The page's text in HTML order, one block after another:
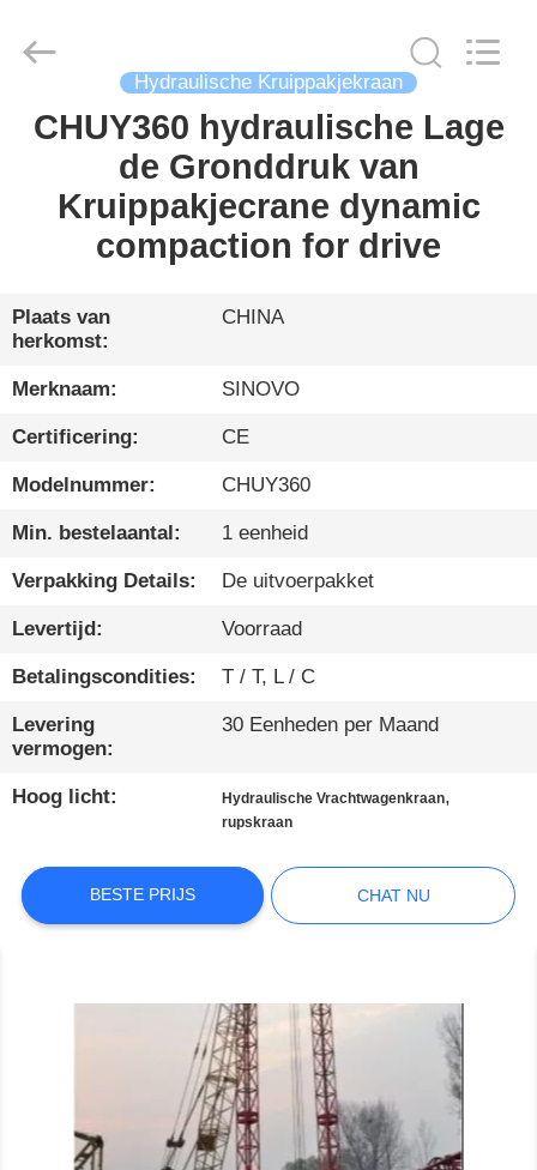
HUIS
PRODUCTEN
SHOW
ONGEVEER
ONS
KWALITEITSCONTROLE
CHAT
NU
COMPANY
NEWS
SITEMAP
PRIVACYBELEID
Heavy
Industry
Reserved.
Hydraulische Kruippakjekraan
CHUY360 hydraulische Lage
de Gronddruk van
Kruippakjecrane dynamic
compaction for drive
Plaats van
herkomst:
CHINA
Merknaam: SINOVO
Certificering: CE
Modelnummer: CHUY360
Min. bestelaantal: 1 eenheid
Verpakking Details: De uitvoerpakket
Levertijd: Voorraad
Betalingscondities: T / T, L / C
Levering
vermogen:
30 Eenheden per Maand
Hoog licht: Hydraulische Vrachtwagenkraan,
rupskraan
BESTE PRIJS CHAT NU